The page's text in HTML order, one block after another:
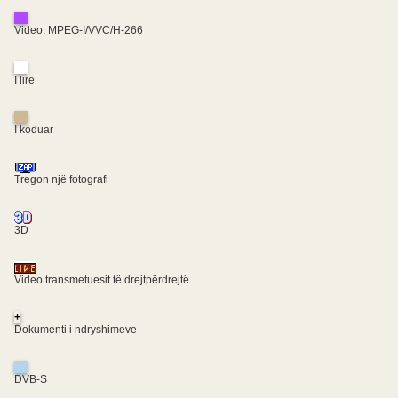
Video: MPEG-I/VVC/H-266
I lirë
I koduar
Tregon një fotografi
3D
Video transmetuesit të drejtpërdrejtë
+
Dokumenti i ndryshimeve
DVB-S